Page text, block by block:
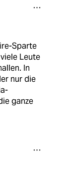
Sparte
Leute
In
nur die
ganze